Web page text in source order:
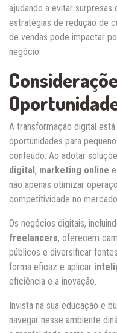
ajudando a evitar surpresas
estratégias de redução de
de vendas pode impactar
negócio.
A transformação digital
oportunidades para
conteúdo. Ao adotar
digital, marketing online e
não apenas otimizar
competitividade no mercado.
Os negócios digitais,
freelancers, oferecem
públicos e diversificar
forma eficaz e aplicar
eficiência e a inovação.
Invista na sua educação e
navegar nesse ambiente